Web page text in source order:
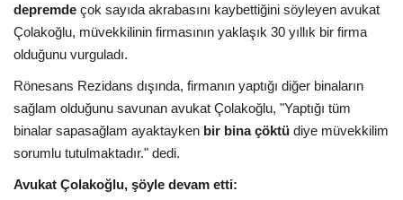
depremde çok sayıda akrabasını kaybettiğini söyleyen avukat
Çolakoğlu, müvekkilinin firmasının yaklaşık 30 yıllık bir firma
olduğunu vurguladı.
Rönesans Rezidans dışında, firmanın yaptığı diğer binaların
sağlam olduğunu savunan avukat Çolakoğlu, "Yaptığı tüm
binalar sapasağlam ayaktayken bir bina çöktü diye müvekkilim
sorumlu tutulmaktadır." dedi.
Avukat Çolakoğlu, şöyle devam etti: